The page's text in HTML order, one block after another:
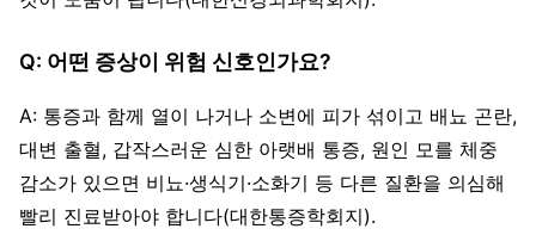
Q: 어떤 증상이 위험 신호인가요?
A: 통증과 함께 열이 나거나 소변에 피가 섞이고 배뇨 곤란,
대변 출혈, 갑작스러운 심한 아랫배 통증, 원인 모를 체중
감소가 있으면 비뇨·생식기·소화기 등 다른 질환을 의심해
빨리 진료받아야 합니다(대한통증학회지).